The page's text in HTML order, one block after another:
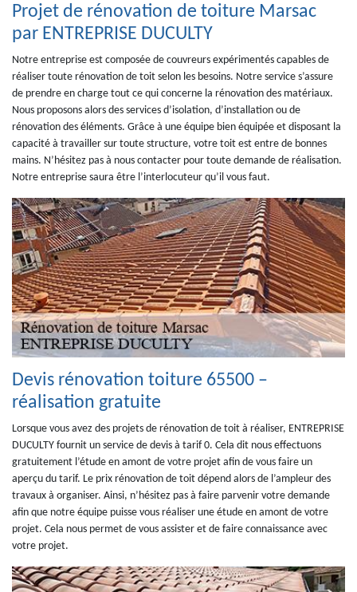
Projet de rénovation de toiture Marsac
par ENTREPRISE DUCULTY
Notre entreprise est composée de couvreurs expérimentés capables de
réaliser toute rénovation de toit selon les besoins. Notre service s’assure
de prendre en charge tout ce qui concerne la rénovation des matériaux.
Nous proposons alors des services d’isolation, d’installation ou de
rénovation des éléments. Grâce à une équipe bien équipée et disposant la
capacité à travailler sur toute structure, votre toit est entre de bonnes
mains. N’hésitez pas à nous contacter pour toute demande de réalisation.
Notre entreprise saura être l’interlocuteur qu’il vous faut.
Devis rénovation toiture 65500 –
réalisation gratuite
Lorsque vous avez des projets de rénovation de toit à réaliser, ENTREPRISE
DUCULTY fournit un service de devis à tarif 0. Cela dit nous effectuons
gratuitement l’étude en amont de votre projet afin de vous faire un
aperçu du tarif. Le prix rénovation de toit dépend alors de l’ampleur des
travaux à organiser. Ainsi, n’hésitez pas à faire parvenir votre demande
afin que notre équipe puisse vous réaliser une étude en amont de votre
projet. Cela nous permet de vous assister et de faire connaissance avec
votre projet.